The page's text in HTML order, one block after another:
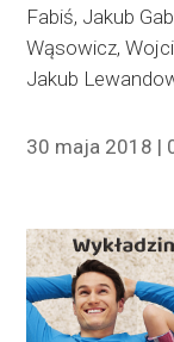
Fabiś, Jakub
Wąsowicz,
Jakub
30 maja 2018 |